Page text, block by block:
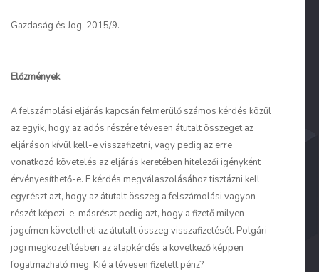
Gazdaság és Jog, 2015/9.
Előzmények
A felszámolási eljárás kapcsán felmerülő számos kérdés közül
az egyik, hogy az adós részére tévesen átutalt összeget az
eljáráson kívül kell-e visszafizetni, vagy pedig az erre
vonatkozó követelés az eljárás keretében hitelezői igényként
érvényesíthető-e. E kérdés megválaszolásához tisztázni kell
egyrészt azt, hogy az átutalt összeg a felszámolási vagyon
részét képezi-e, másrészt pedig azt, hogy a fizető milyen
jogcímen követelheti az átutalt összeg visszafizetését. Polgári
jogi megközelítésben az alapkérdés a következő képpen
fogalmazható meg: Kié a tévesen fizetett pénz?